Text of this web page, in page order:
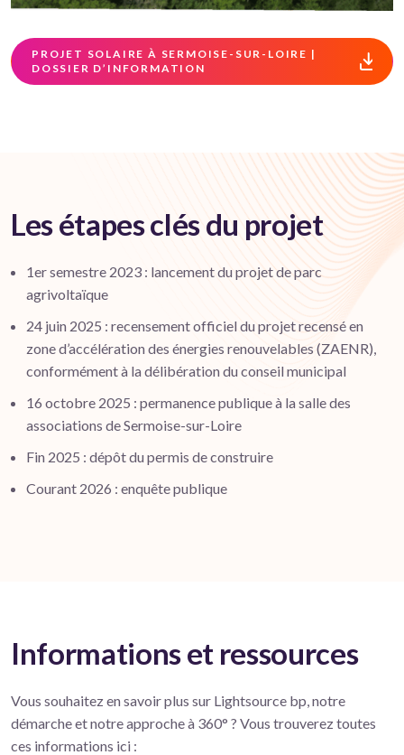
PROJET SOLAIRE À SERMOISE-SUR-LOIRE |
DOSSIER D’INFORMATION
Les étapes clés du projet
1er semestre 2023 : lancement du projet de parc
agrivoltaïque
24 juin 2025 : recensement officiel du projet recensé en
zone d’accélération des énergies renouvelables (ZAENR),
conformément à la délibération du conseil municipal
16 octobre 2025 : permanence publique à la salle des
associations de Sermoise-sur-Loire
Fin 2025 : dépôt du permis de construire
Courant 2026 : enquête publique
Informations et ressources
Vous souhaitez en savoir plus sur Lightsource bp, notre
démarche et notre approche à 360° ? Vous trouverez toutes
ces informations ici :